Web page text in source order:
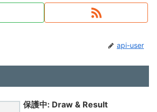
api-user
保護中: Draw & Result